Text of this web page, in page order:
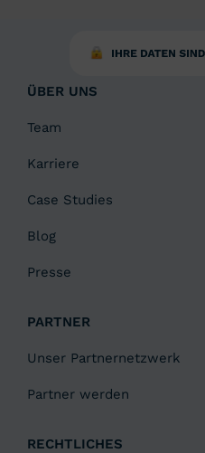
ÜBER UNS
Team
Karriere
Case Studies
Blog
Presse
PARTNER
Unser Partnernetzwerk
Partner werden
RECHTLICHES